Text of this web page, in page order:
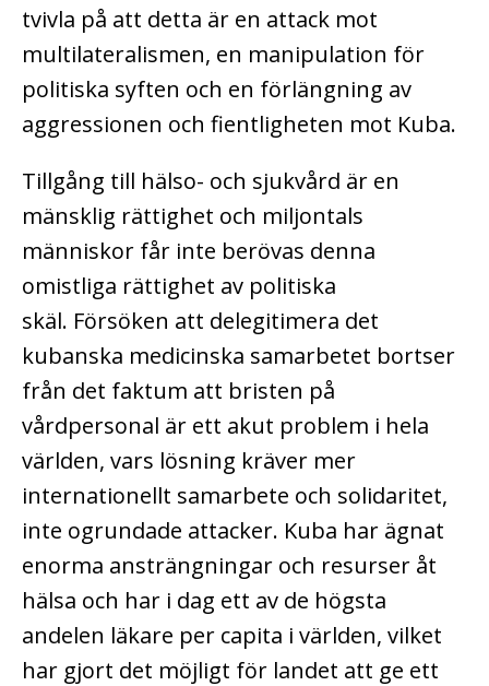
tvivla på att detta är en attack mot
multilateralismen, en manipulation för
politiska syften och en förlängning av
aggressionen och fientligheten mot Kuba.
Tillgång till hälso- och sjukvård är en
mänsklig rättighet och miljontals
människor får inte berövas denna
omistliga rättighet av politiska
skäl. Försöken att delegitimera det
kubanska medicinska samarbetet bortser
från det faktum att bristen på
vårdpersonal är ett akut problem i hela
världen, vars lösning kräver mer
internationellt samarbete och solidaritet,
inte ogrundade attacker. Kuba har ägnat
enorma ansträngningar och resurser åt
hälsa och har i dag ett av de högsta
andelen läkare per capita i världen, vilket
har gjort det möjligt för landet att ge ett